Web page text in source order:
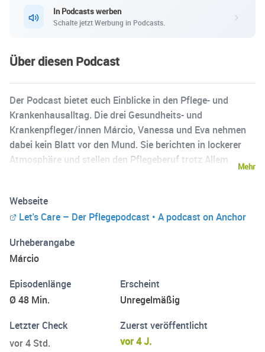
In Podcasts werben
Schalte jetzt Werbung in Podcasts.
Über diesen Podcast
Der Podcast bietet euch Einblicke in den Pflege- und
Krankenhausalltag. Die drei Gesundheits- und
Krankenpfleger/innen Márcio, Vanessa und Eva nehmen
dabei kein Blatt vor den Mund. Sie berichten in lockerer
Atmosphäre und stellen den Pflegeberuf trotz Allem
treten: E-Mail: kontakt@letscare-podcast.de Instagram:
@letscarepodcast
Mehr
Webseite
Let's Care – Der Pflegepodcast • A podcast on Anchor
Urheberangabe
Márcio
Episodenlänge
Ø 48 Min.
Erscheint
Unregelmäßig
Letzter Check
vor 4 Std.
Zuerst veröffentlicht
vor 4 J.